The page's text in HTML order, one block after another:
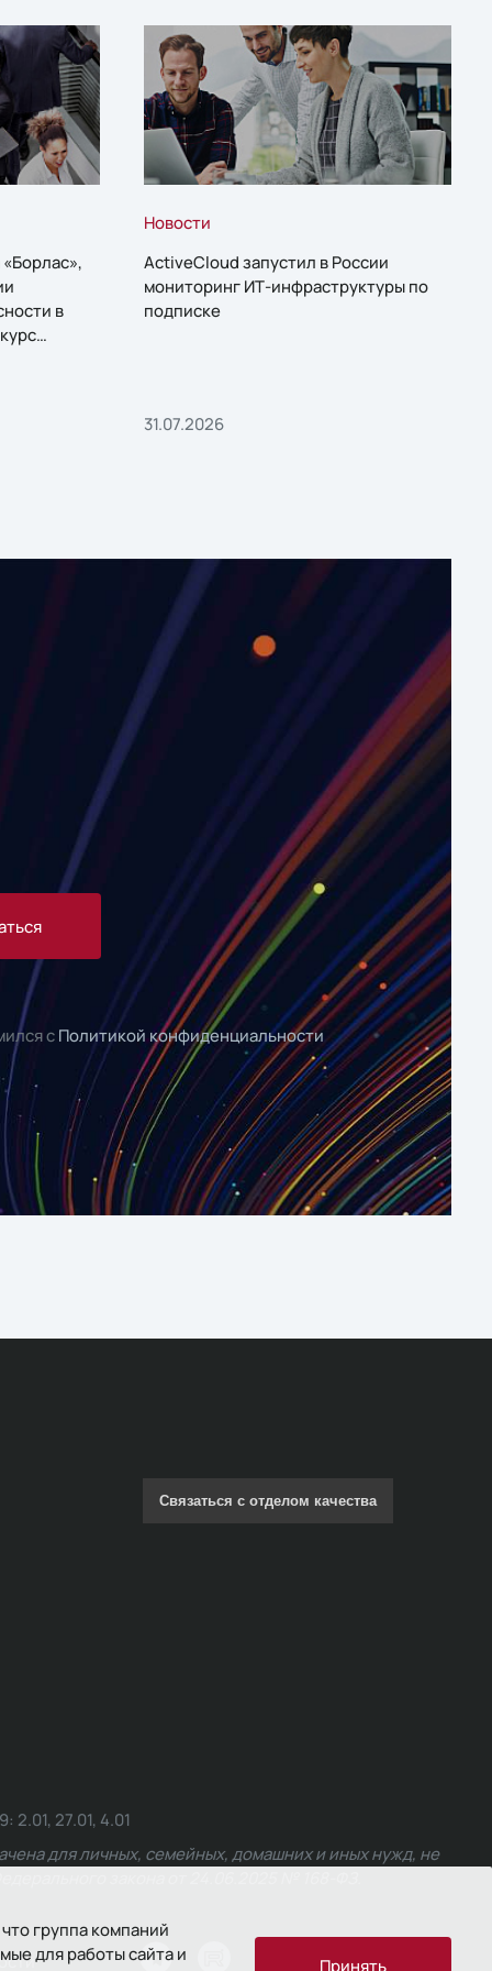
в
Новости
ActiveCloud запустил в России
мониторинг ИТ-инфраструктуры по
подписке
31.07.2026
сПолитикой конфиденциальности
группа компаний
для работы сайта и
Принять
Связаться с отделом качества
27.01, 4.01
для личных, семейных, домашних и иных нужд, не